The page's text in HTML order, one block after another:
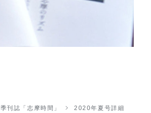
季刊誌「志摩時間」 2020年夏号詳細